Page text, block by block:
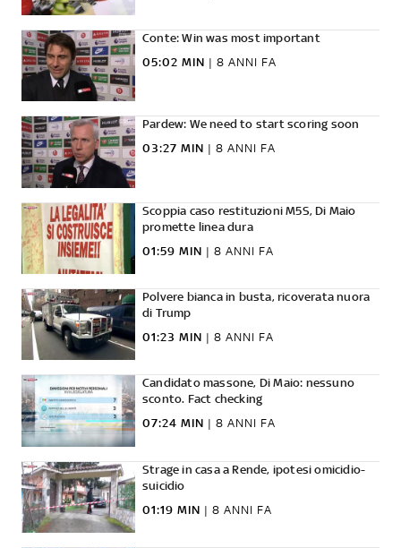
Conte: Win was most important
05:02 MIN | 8 ANNI FA
Pardew: We need to start scoring soon
03:27 MIN | 8 ANNI FA
Scoppia caso restituzioni M5S, Di Maio
promette linea dura
01:59 MIN | 8 ANNI FA
Polvere bianca in busta, ricoverata nuora
di Trump
01:23 MIN | 8 ANNI FA
Candidato massone, Di Maio: nessuno
sconto. Fact checking
07:24 MIN | 8 ANNI FA
Strage in casa a Rende, ipotesi omicidio-
suicidio
01:19 MIN | 8 ANNI FA